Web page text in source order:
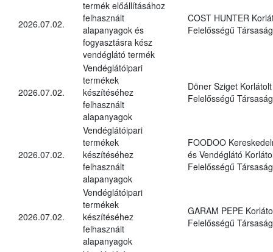
2026.07.02.
termék előállításához
felhasznált
alapanyagok és
fogyasztásra kész
vendéglátó termék
COST HUNTER
Felelősségű Társaság
2026.07.02.
Vendéglátóipari
termékek
készítéséhez
felhasznált
alapanyagok
Döner Sziget Korlátolt
Felelősségű Társaság
2026.07.02.
Vendéglátóipari
termékek
készítéséhez
felhasznált
alapanyagok
FOODOO
és Vendéglátó
Felelősségű Társaság
2026.07.02.
Vendéglátóipari
termékek
készítéséhez
felhasznált
alapanyagok
GARAM PEPE
Felelősségű Társaság